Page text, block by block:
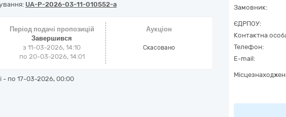
UA-P-2026-03-11-010552-a
Період подачі пропозицій
Завершився
з 11-03-2026, 14:10
по 20-03-2026, 14:01
Аукціон
Cкасовано
- по 17-03-2026, 00:00
Замовник:
ЄДРПОУ:
Контактна
Телефон:
E-mail: